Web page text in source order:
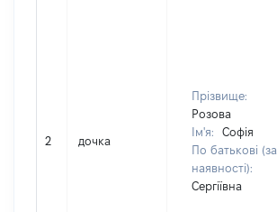
2 дочка
Прізвище:
Розова
Ім'я:
Софія
По батькові (за
наявності):
Сергіївна